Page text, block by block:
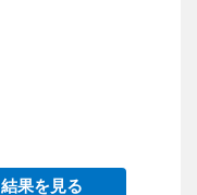
結果を見る